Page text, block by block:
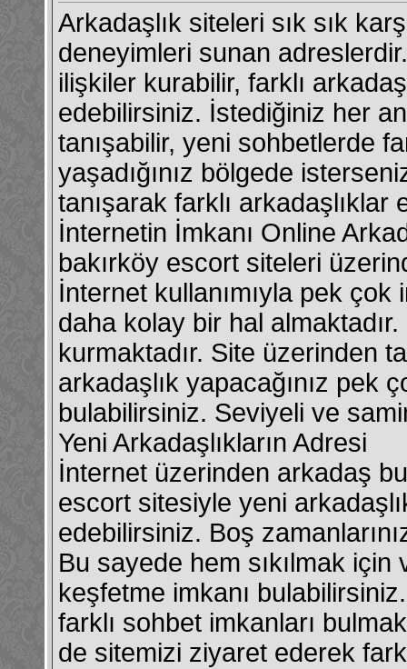
Arkadaşlık siteleri sık sık
deneyimleri sunan
ilişkiler kurabilir, farklı
edebilirsiniz. İstediğiniz her
tanışabilir, yeni sohbetlerde
yaşadığınız bölgede
tanışarak farklı arkadaşlıklar
İnternetin İmkanı Online
bakırköy escort siteleri
İnternet kullanımıyla pek
daha kolay bir hal
kurmaktadır. Site üzerinden
arkadaşlık yapacağınız pek
bulabilirsiniz. Seviyeli ve
Yeni Arkadaşlıkların Adresi
İnternet üzerinden arkadaş
escort sitesiyle yeni
edebilirsiniz. Boş
Bu sayede hem sıkılmak
keşfetme imkanı
farklı sohbet imkanları
de sitemizi ziyaret ederek